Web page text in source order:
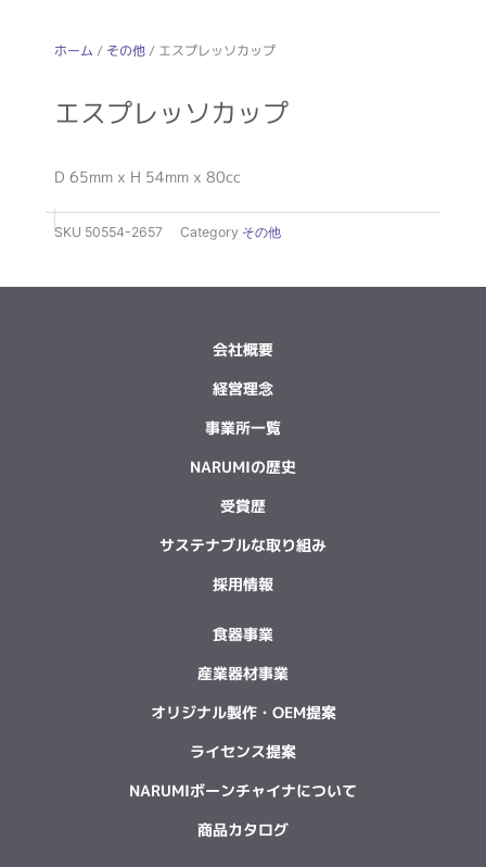
ホーム / その他/ エスプレッソカップ
エスプレッソカップ
D 65mm x H 54mm x 80cc
SKU 50554-2657 Category その他
会社概要
経営理念
事業所一覧
NARUMIの歴史
受賞歴
サステナブルな取り組み
採用情報
食器事業
産業器材事業
オリジナル製作・OEM提案
ライセンス提案
NARUMIボーンチャイナについて
商品カタログ